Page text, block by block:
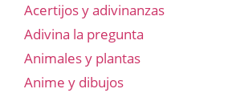
Acertijos y adivinanzas
Adivina la pregunta
Animales y plantas
Anime y dibujos